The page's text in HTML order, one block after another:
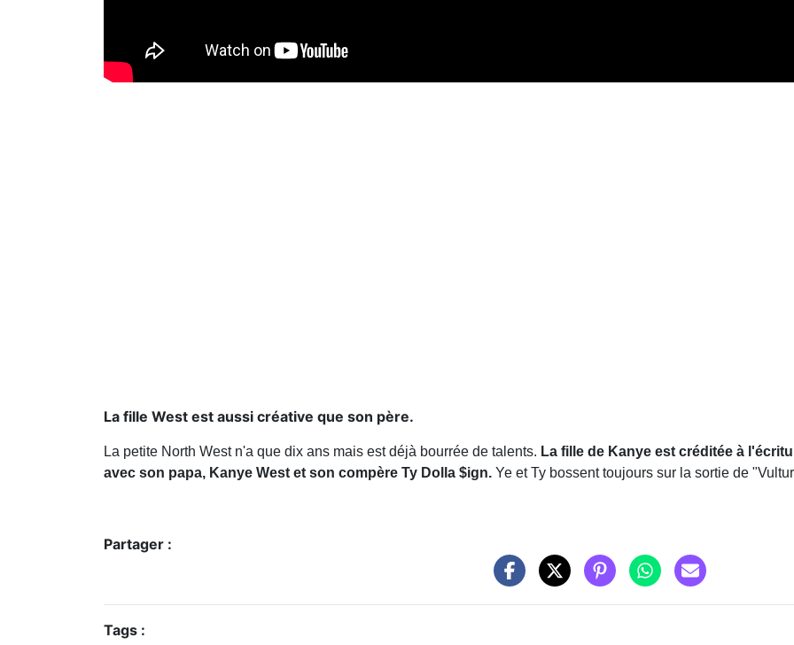
La fille West est aussi créative que son père.
La petite North West n'a que dix ans mais est déjà bourrée de talents. La fille de Kanye est créditée à
avec son papa, Kanye West et son compère Ty Dolla $ign. Ye et Ty bossent toujours sur la sortie de
Partager :
Tags :